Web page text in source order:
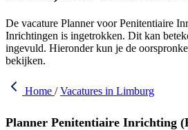
De vacature Planner voor Penitentiaire
Inrichtingen is ingetrokken. Dit kan
ingevuld. Hieronder kun je de
bekijken.
Home / Vacatures in Limburg
Planner Penitentiaire Inrichting